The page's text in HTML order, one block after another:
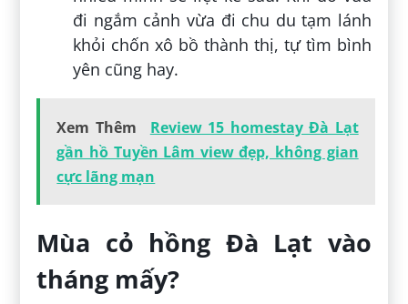
đi ngắm cảnh vừa đi chu du tạm lánh
khỏi chốn xô bồ thành thị, tự tìm bình
yên cũng hay.
Xem Thêm
Review 15 homestay Đà Lạt
gần hồ Tuyền Lâm view đẹp, không gian
cực lãng mạn
Mùa cỏ hồng Đà Lạt vào
tháng mấy?